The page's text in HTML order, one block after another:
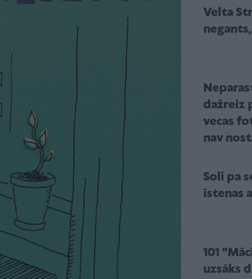
Velta
dažreiz
vecas
nav
Soli pa
īstenas
101
uzsāks